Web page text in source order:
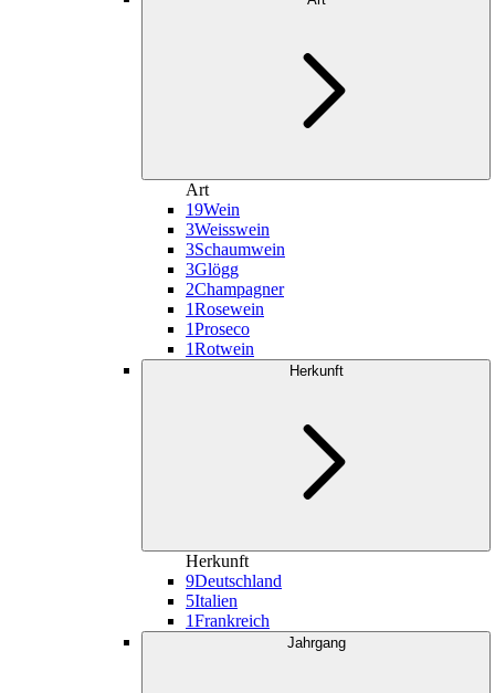
Art
19Wein
3Weisswein
3Schaumwein
3Glögg
2Champagner
1Rosewein
1Proseco
1Rotwein
Herkunft
Herkunft
9Deutschland
5Italien
1Frankreich
Jahrgang